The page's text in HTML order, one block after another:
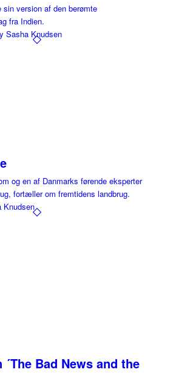
version af den berømte
fra Indien.
Sasha Knudsen
og en af Danmarks førende eksperter
fortæller om fremtidens landbrug.
Knudsen
Bad News and the